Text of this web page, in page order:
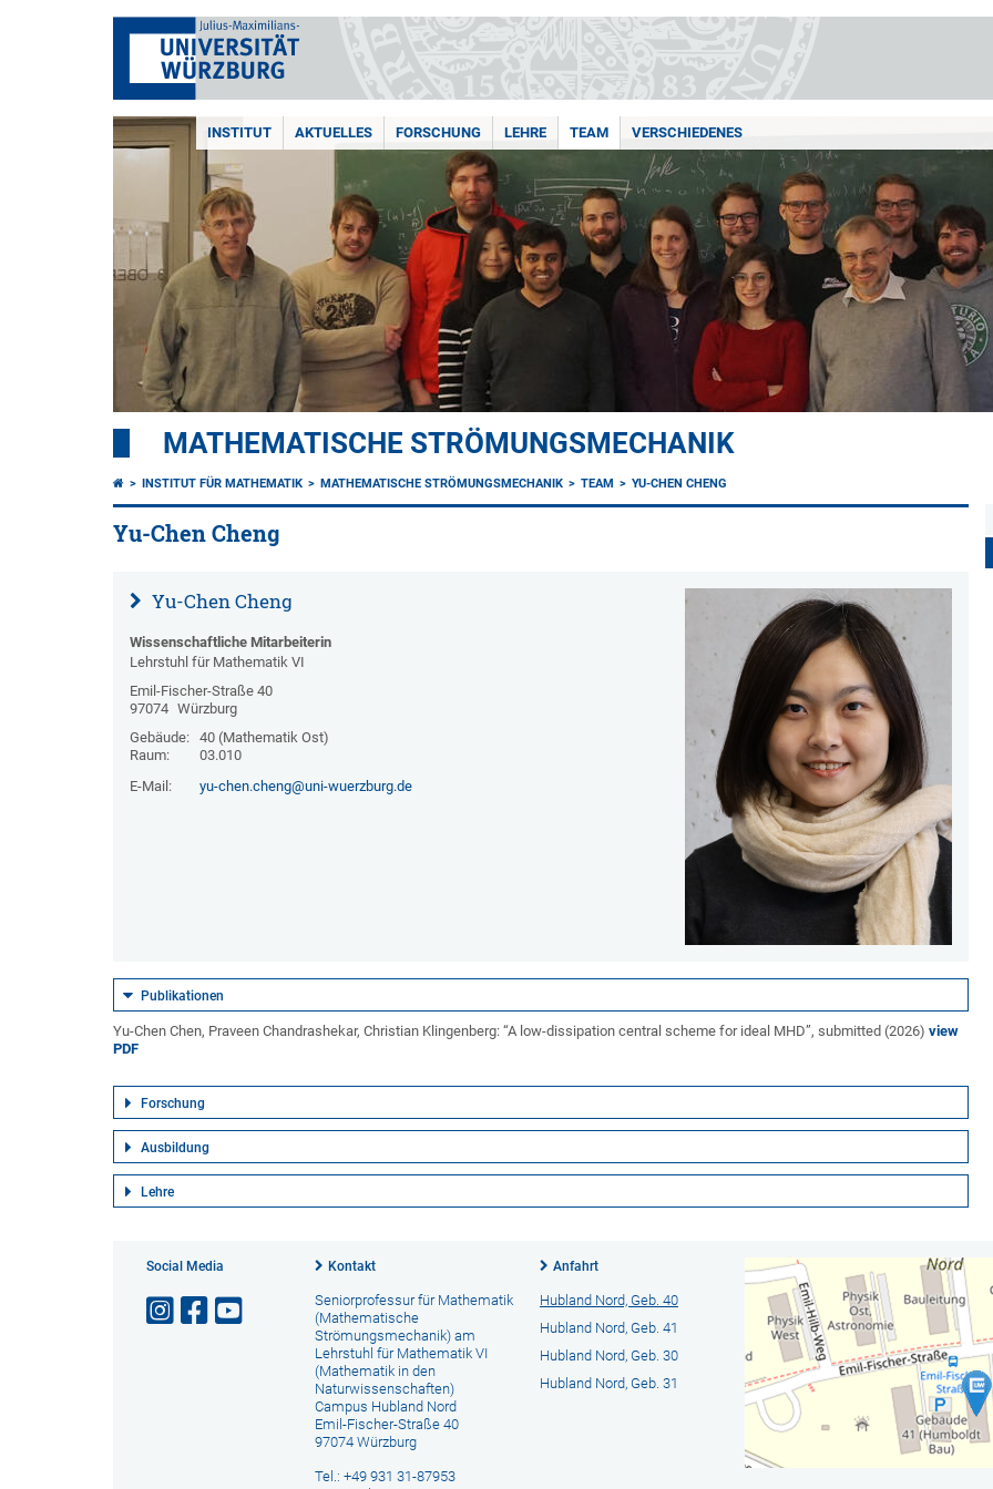
INSTITUT AKTUELLES FORSCHUNG LEHRE TEAM VERSCHIEDENES
MATHEMATISCHE STRÖMUNGSMECHANIK
INSTITUT FÜR MATHEMATIK MATHEMATISCHE STRÖMUNGSMECHANIK TEAM YU-CHEN CHENG
Yu-Chen Cheng
Yu-Chen Cheng
Wissenschaftliche Mitarbeiterin
Lehrstuhl für Mathematik VI
Emil-Fischer-Straße 40
97074 Würzburg
Gebäude: 40 (Mathematik Ost)
Raum:
03.010
E-Mail:
yu-chen.cheng@uni-wuerzburg.de
Publikationen
Yu-Chen Chen, Praveen Chandrashekar, Christian Klingenberg: “A low-dissipation central scheme for ideal MHD”, submitted (2026) view
PDF
Forschung
Ausbildung
Lehre
Social Media Kontakt
Seniorprofessur für Mathematik
(Mathematische
Strömungsmechanik) am
Lehrstuhl für Mathematik VI
(Mathematik in den
Naturwissenschaften)
Campus Hubland Nord
Emil-Fischer-Straße 40
97074 Würzburg
Tel.: +49 931 31-87953
Anfahrt
Hubland Nord, Geb. 40
Hubland Nord, Geb. 41
Hubland Nord, Geb. 30
Hubland Nord, Geb. 31